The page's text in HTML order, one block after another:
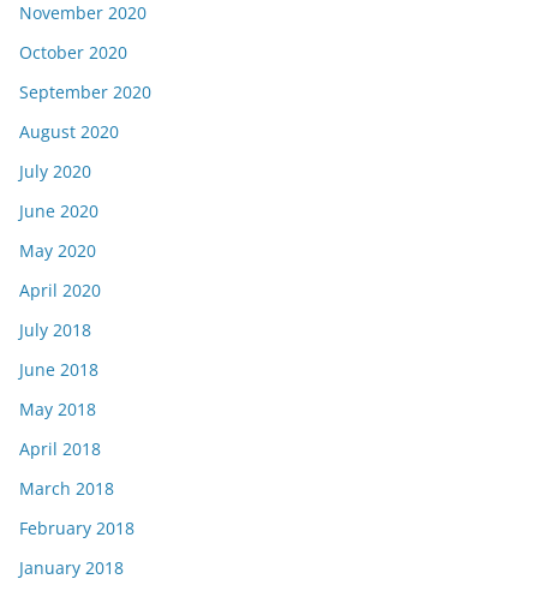
November 2020
October 2020
September 2020
August 2020
July 2020
June 2020
May 2020
April 2020
July 2018
June 2018
May 2018
April 2018
March 2018
February 2018
January 2018